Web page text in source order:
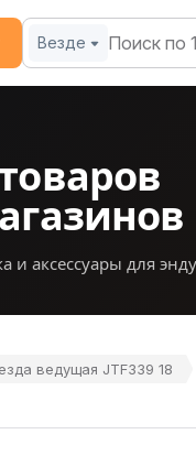
Везде
аксессуары для
ведущая JTF339 18